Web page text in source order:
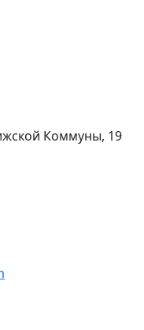
Коммуны, 19